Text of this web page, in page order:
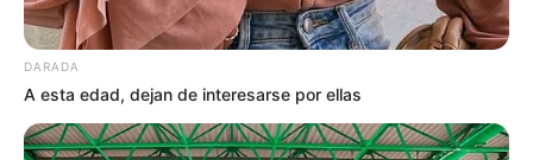
DARADA
A esta edad, dejan de interesarse por ellas